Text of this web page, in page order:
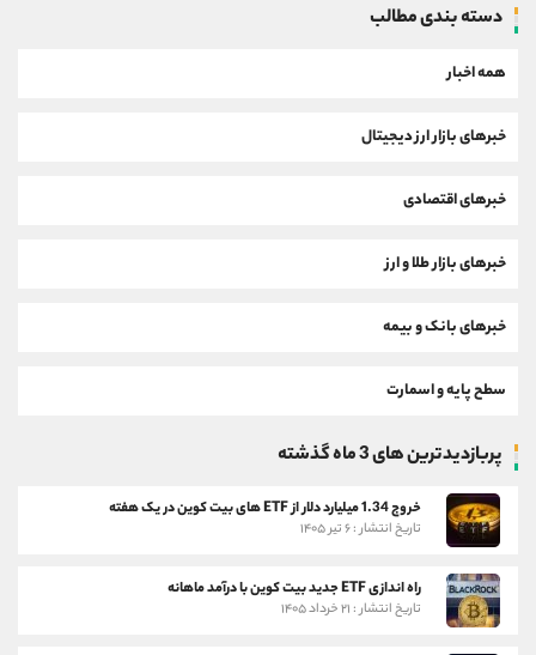
دسته بندی مطالب
همه اخبار
خبرهای بازار ارز دیجیتال
خبرهای اقتصادی
خبرهای بازار طلا و ارز
خبرهای بانک و بیمه
سطح پایه و اسمارت
پربازدیدترین های 3 ماه گذشته
خروج 1.34 میلیارد دلار از ETF های بیت کوین در یک هفته
تاریخ انتشار : ۶ تیر ۱۴۰۵
راه اندازی ETF جدید بیت کوین با درآمد ماهانه
تاریخ انتشار : ۲۱ خرداد ۱۴۰۵